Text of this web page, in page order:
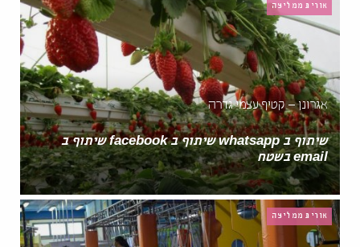
אורית ממליצה
אגרונן – קטיף עצמי גדרה
שיתוף ב whatsapp שיתוף ב facebook שיתוף ב
email בשטח
אורית ממליצה